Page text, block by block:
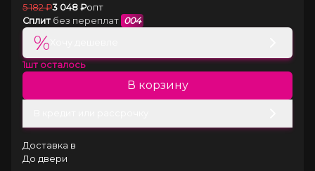
5 182 ₽3 048 ₽опт
Сплит без переплат 004
%
1шт осталось
В корзину
Доставка в
До двери